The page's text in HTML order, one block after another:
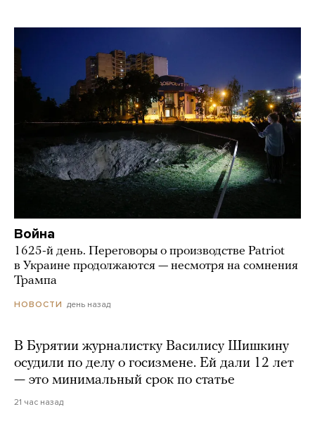
Война
1625-й день. Переговоры о производстве Patriot
в Украине продолжаются — несмотря на сомнения
Трампа
НОВОСТИ день назад
В Бурятии журналистку Василису Шишкину
осудили по делу о госизмене. Ей дали 12 лет
— это минимальный срок по статье
21 час назад